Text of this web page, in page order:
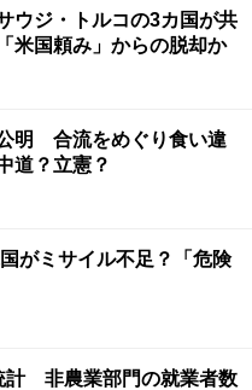
ウジ・トルコの3カ国が共
米国頼み」からの脱却か
明 合流をめぐり食い違
道？立憲？
がミサイル不足？「危険
計 非農業部門の就業者数